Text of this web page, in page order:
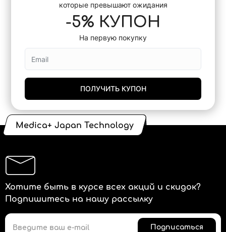
которые превышают ожидания
-5% КУПОН
На первую покупку
ПОЛУЧИТЬ КУПОН
Medica+ Japan Technology
Хотите быть в курсе всех акций и скидок?
Подпишитесь на нашу рассылку
Подписаться